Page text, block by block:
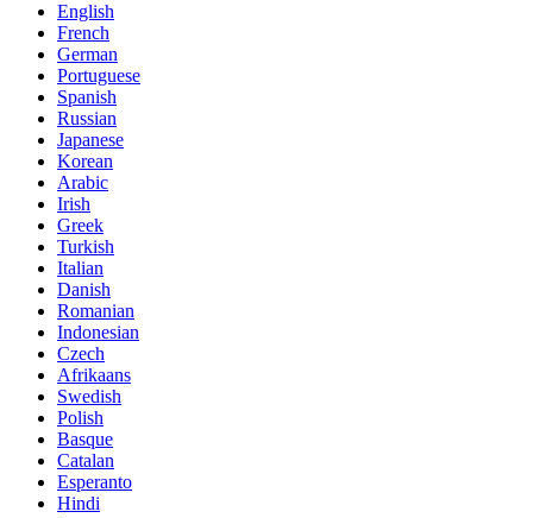
English
French
German
Portuguese
Spanish
Russian
Japanese
Korean
Arabic
Irish
Greek
Turkish
Italian
Danish
Romanian
Indonesian
Czech
Afrikaans
Swedish
Polish
Basque
Catalan
Esperanto
Hindi